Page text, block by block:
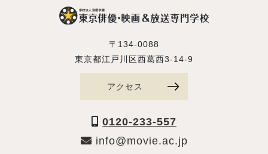
〒134-0088
東京都江戸川区西葛西3-14-9
アクセス
0120-233-557
info@movie.ac.jp